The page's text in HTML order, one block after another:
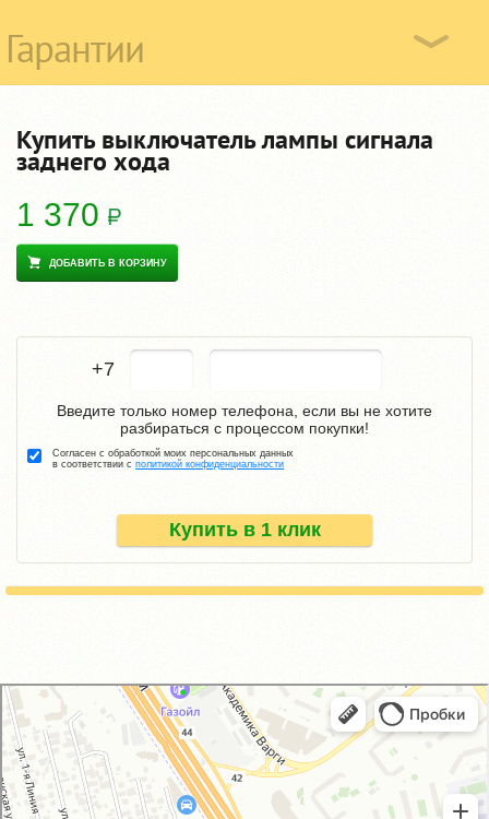
Гарантии
Купить выключатель лампы сигнала
заднего хода
1 370
ДОБАВИТЬ В КОРЗИНУ
+7
Купить в 1 клик
Введите только номер телефона, если вы не хотите
разбираться с процессом покупки!
Согласен с обработкой моих персональных данных
в соответствии с политикой конфиденциальности
GM-City&VAG-Repair
Автосервис, автотехцентр в Москве
Магазин автозапчастей и автотоваров в Москве